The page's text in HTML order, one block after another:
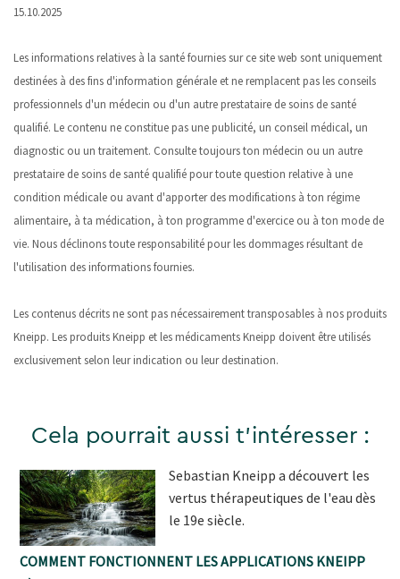
15.10.2025
Les informations relatives à la santé fournies sur ce site web sont uniquement
destinées à des fins d'information générale et ne remplacent pas les conseils
professionnels d'un médecin ou d'un autre prestataire de soins de santé
qualifié. Le contenu ne constitue pas une publicité, un conseil médical, un
diagnostic ou un traitement. Consulte toujours ton médecin ou un autre
prestataire de soins de santé qualifié pour toute question relative à une
condition médicale ou avant d'apporter des modifications à ton régime
alimentaire, à ta médication, à ton programme d'exercice ou à ton mode de
vie. Nous déclinons toute responsabilité pour les dommages résultant de
l'utilisation des informations fournies.
Les contenus décrits ne sont pas nécessairement transposables à nos produits
Kneipp. Les produits Kneipp et les médicaments Kneipp doivent être utilisés
exclusivement selon leur indication ou leur destination.
Cela pourrait aussi t'intéresser :
Sebastian Kneipp a découvert les
vertus thérapeutiques de l'eau dès
le 19e siècle.
COMMENT FONCTIONNENT LES APPLICATIONS KNEIPP